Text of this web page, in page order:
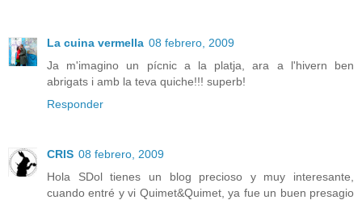
La cuina vermella 08 febrero, 2009
Ja m'imagino un pícnic a la platja, ara a l'hivern ben
abrigats i amb la teva quiche!!! superb!
Responder
CRIS 08 febrero, 2009
Hola SDol tienes un blog precioso y muy interesante,
cuando entré y vi Quimet&Quimet, ya fue un buen presagio